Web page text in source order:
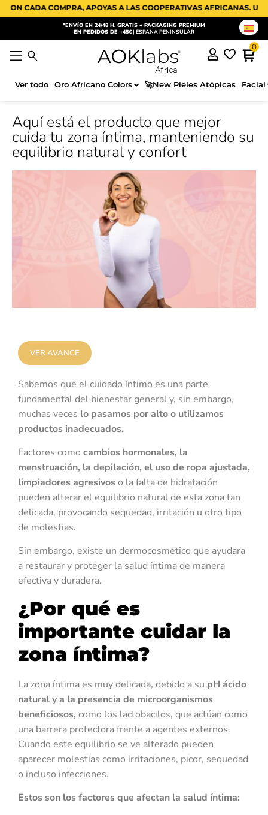
COMPRA, APOYAS A LAS COOPERATIVAS AFRICANAS. UN
*ENVÍO EN 24/48 H. GRATIS + PACKAGING PREMIUM
EN PEDIDOS DE +45€| ESPAÑA PENINSULAR
Ver todo Oro Africano Colors 🚀New Pieles Atópicas Facial
Aquí está el producto que mejor
cuida tu zona íntima, manteniendo su
equilibrio natural y confort
VER AVANCE
Sabemos que el cuidado íntimo es una parte
fundamental del bienestar general y, sin embargo,
muchas veces lo pasamos por alto o utilizamos
productos inadecuados.
Factores como cambios hormonales, la
menstruación, la depilación, el uso de ropa ajustada,
limpiadores agresivoso la falta de hidratación
pueden alterar el equilibrio natural de esta zona tan
delicada, provocando sequedad, irritación u otro tipo
de molestias.
Sin embargo, existe un dermocosmético que ayudara
a restaurar y proteger la salud íntima de manera
efectiva y duradera.
¿Por qué es
importante cuidar la
zona íntima?
La zona íntima es muy delicada, debido a su pH ácido
natural y a la presencia de microorganismos
beneficiosos, como los lactobacilos, que actúan como
una barrera protectora frente a agentes externos.
Cuando este equilibrio se ve alterado pueden
aparecer molestias como irritaciones, picor, sequedad
o incluso infecciones.
Estos son los factores que afectan la salud íntima: